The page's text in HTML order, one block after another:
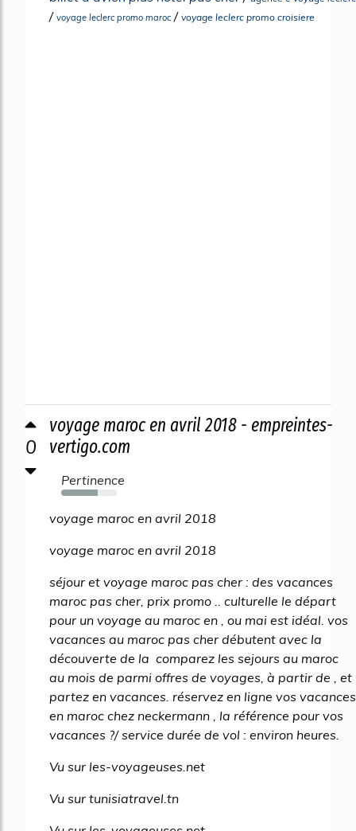
/ voyage leclerc promo maroc/ voyage leclerc promo croisiere
0
voyage maroc en avril 2018 - empreintes-
vertigo.com
Pertinence
65%
voyage maroc en avril 2018
voyage maroc en avril 2018
séjour et voyage maroc pas cher : des vacances
maroc pas cher, prix promo .. culturelle le départ
pour un voyage au maroc en , ou mai est idéal. vos
vacances au maroc pas cher débutent avec la
découverte de la comparez les sejours au maroc
au mois de parmi offres de voyages, à partir de , et
partez en vacances. réservez en ligne vos vacances
en maroc chez neckermann , la référence pour vos
vacances ?/ service durée de vol : environ heures.
Vu sur les-voyageuses.net
Vu sur tunisiatravel.tn